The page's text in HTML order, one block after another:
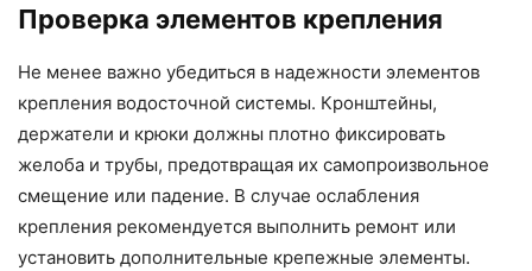
Проверка элементов крепления
Не менее важно убедиться в надежности элементов
крепления водосточной системы. Кронштейны,
держатели и крюки должны плотно фиксировать
желоба и трубы, предотвращая их самопроизвольное
смещение или падение. В случае ослабления
крепления рекомендуется выполнить ремонт или
установить дополнительные крепежные элементы.